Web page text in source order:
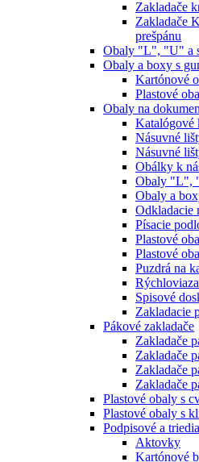
Zakladače
Zakladače
prešpánu
Obaly "L", "U" a
Obaly a boxy s
Kartónové
Plastové
Obaly na
Katalógové
Násuvné
Násuvné
Obálky k
Obaly "L",
Obaly a
Odkladacie
Písacie
Plastové
Plastové
Puzdrá na
Spisové
Zakladacie
Pákové zakladače
Zakladače
Zakladače
Zakladače
Zakladače
Plastové obaly s
Plastové obaly s
Podpisové a
Aktovky
Kartónové